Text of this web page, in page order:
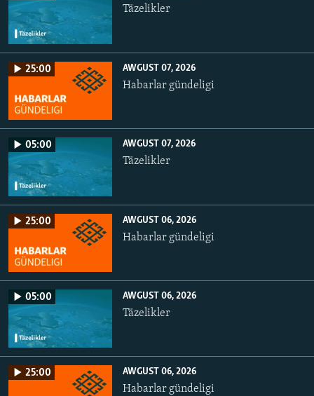
Täzelikler
25:00 AWGUST 07, 2026
Habarlar gündeligi
05:00 AWGUST 07, 2026
Täzelikler
25:00 AWGUST 06, 2026
Habarlar gündeligi
05:00 AWGUST 06, 2026
Täzelikler
25:00 AWGUST 06, 2026
Habarlar gündeligi